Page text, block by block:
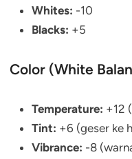
Whites: -10
Blacks: +5
Color (White
Temperature: +12
Tint: +6 (geser ke
Vibrance: -8